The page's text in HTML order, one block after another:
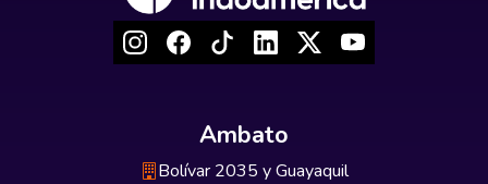
Ambato
Bolívar 2035 y Guayaquil